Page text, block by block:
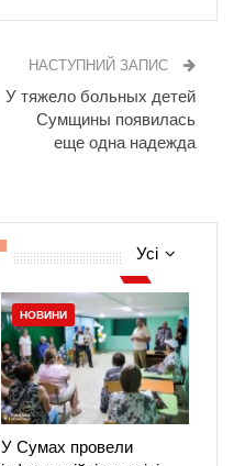
НАСТУПНИЙ ЗАПИС
У тяжело больных детей
Сумщины появилась
еще одна надежда
Усі
НОВИНИ
У Сумах провели